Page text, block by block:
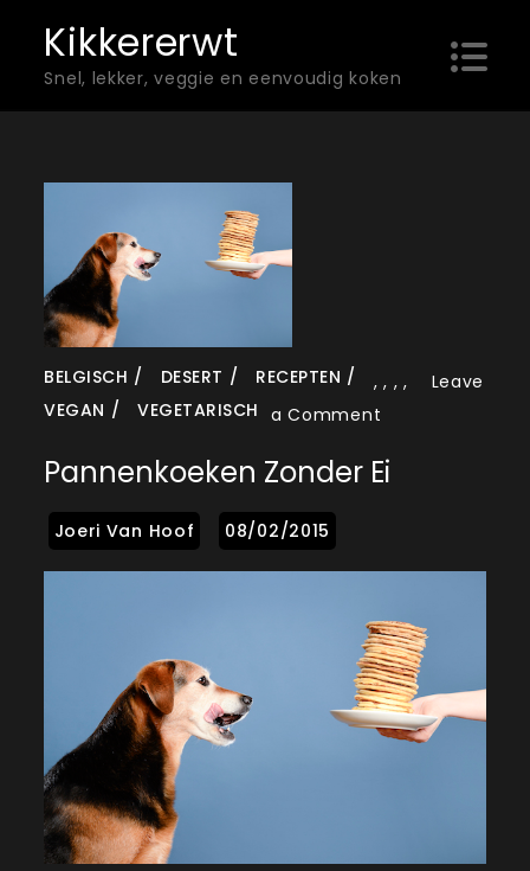
content
Kikkererwt
Snel, lekker, veggie en eenvoudig koken
BELGISCH ,
DESERT ,
RECEPTEN
,
VEGAN
,
VEGETARISCH
Leave
a Comment
zonder
Pannenkoeken Zonder Ei